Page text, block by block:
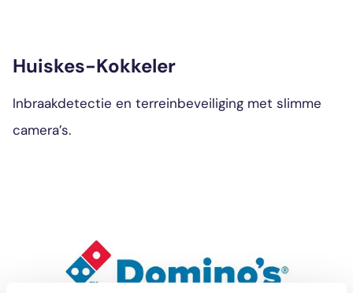
Huiskes-Kokkeler
Inbraakdetectie en terreinbeveiliging met slimme
camera’s.